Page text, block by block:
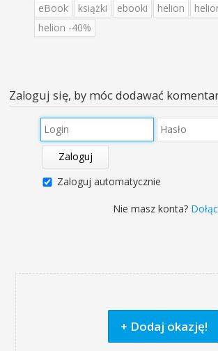
eBook książki ebooki helion
helion -40%
Zaloguj się, by móc dodawać
Zaloguj
Zaloguj automatycznie
Nie masz konta?
+ Dodaj okazję!